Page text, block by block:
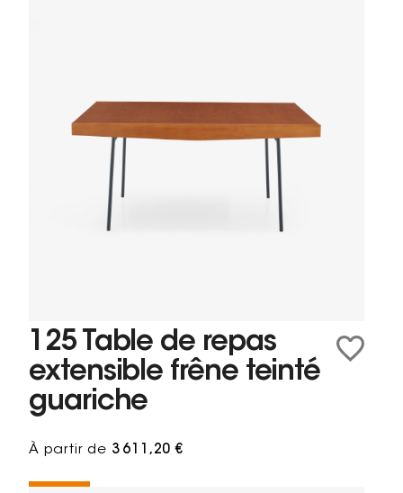
125 Table de repas
extensible frêne teinté
guariche
À partir de 3 611,20 €